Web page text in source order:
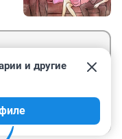
и другие